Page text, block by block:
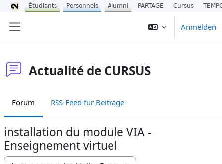
Anmelden
Actualité de CURSUS
Forum RSS-Feed für Beiträge
installation du module VIA -
Enseignement virtuel
Étudiants Personnels Alumni PARTAGE Cursus